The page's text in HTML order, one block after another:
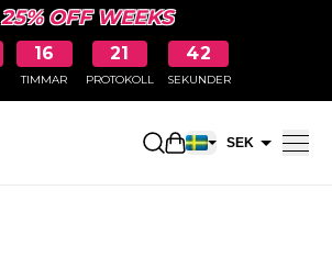
25% OFF WEEKS
16
TIMMAR
21
PROTOKOLL
41
SEKUNDER
ÖppnaSEK